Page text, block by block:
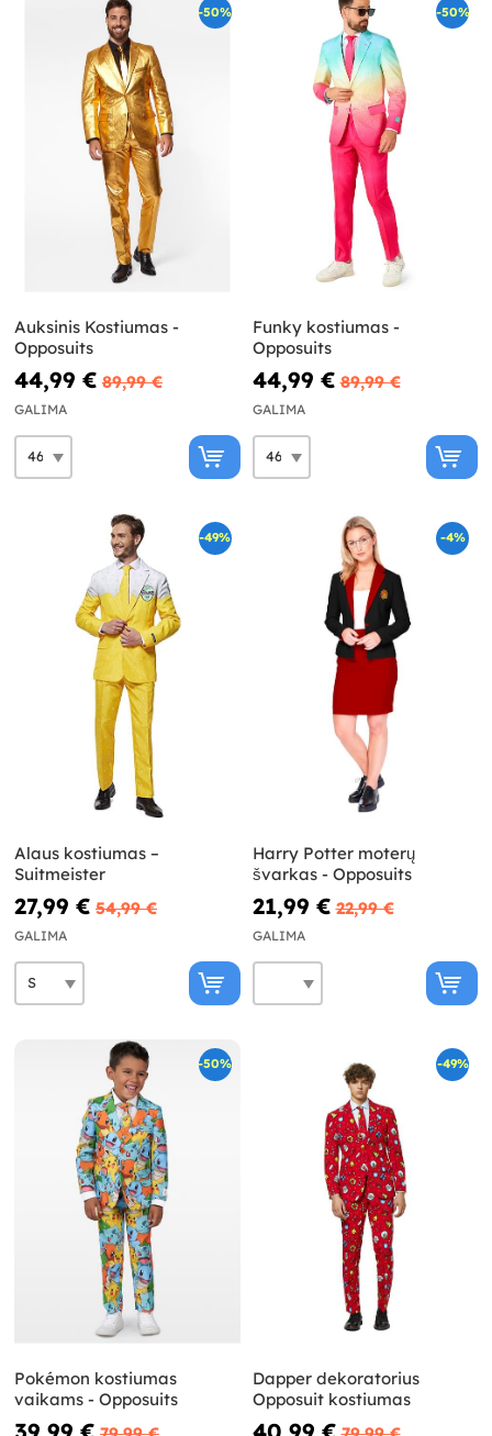
-50%
Auksinis Kostiumas -
Opposuits
44,99 € 89,99 €
GALIMA
-50%
Funky kostiumas -
Opposuits
44,99 € 89,99 €
GALIMA
-49%
Alaus kostiumas –
Suitmeister
27,99 € 54,99 €
GALIMA
-4%
Harry Potter moterų
švarkas - Opposuits
21,99 € 22,99 €
GALIMA
-50%
Pokémon kostiumas
vaikams - Opposuits
-49%
Dapper dekoratorius
Opposuit kostiumas